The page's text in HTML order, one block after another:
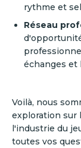
rythme et
Réseau
échanges et
Voilà, nous
exploration sur
l'industrie du
toutes vos